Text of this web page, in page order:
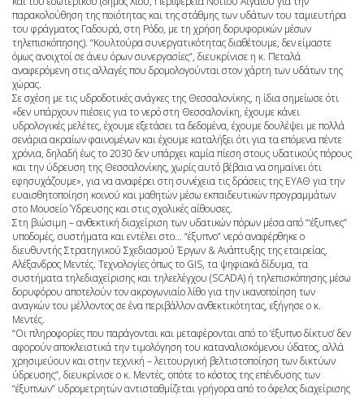
παρακολούθηση της ποιότητας και της στάθμης των υδάτων του ταμιευτήρα
του φράγματος Γαδουρά, στη Ρόδο, με τη χρήση δορυφορικών μέσων
τηλεπισκόπησης). “Κουλτούρα συνεργατικότητας διαθέτουμε, δεν είμαστε
όμως ανοιχτοί σε άνευ όρων συνεργασίες”, διευκρίνισε η κ. Πεταλά
αναφερόμενη στις αλλαγές που δρομολογούνται στον χάρτη των υδάτων της
χώρας.
Σε σχέση με τις υδροδοτικές ανάγκες της Θεσσαλονίκης, η ίδια σημείωσε ότι
«δεν υπάρχουν πιέσεις για το νερό στη Θεσσαλονίκη, έχουμε κάνει
υδρολογικές μελέτες, έχουμε εξετάσει τα δεδομένα, έχουμε δουλέψει με πολλά
σενάρια ακραίων φαινομένων και έχουμε καταλήξει ότι για τα επόμενα πέντε
χρόνια, δηλαδή έως το 2030 δεν υπάρχει καμία πίεση στους υδατικούς πόρους
και την ύδρευση της Θεσσαλονίκης, χωρίς αυτό βέβαια να σημαίνει ότι
εφησυχάζουμε», για να αναφέρει στη συνέχεια τις δράσεις της ΕΥΑΘ για την
ευαισθητοποίηση κοινού και μαθητών μέσω εκπαιδευτικών προγραμμάτων
στο Μουσείο Ύδρευσης και στις σχολικές αίθουσες.
Στη βιώσιμη – ανθεκτική διαχείριση των υδατικών πόρων μέσα από “‘έξυπνες”
υποδομές, συστήματα και εντέλει στο… “έξυπνο” νερό αναφέρθηκε ο
διευθυντής Στρατηγικού Σχεδιασμού Έργων & Ανάπτυξης της εταιρείας,
Αλέξανδρος Μεντές. Τεχνολογίες όπως το GIS, τα ψηφιακά δίδυμα, τα
συστήματα τηλεδιαχείρισης και τηλεελέγχου (SCADA) ή τηλεπισκόπησης μέσω
δορυφόρου αποτελούν τον ακρογωνιαίο λίθο για την ικανοποίηση των
αναγκών του μέλλοντος σε ένα περιβάλλον ανθεκτικότητας, εξήγησε ο κ.
Μεντές.
“Οι πληροφορίες που παράγονται και μεταφέρονται από το ‘έξυπνο δίκτυο’ δεν
αφορούν αποκλειστικά την τιμολόγηση του καταναλισκόμενου ύδατος, αλλά
χρησιμεύουν και στην τεχνική – λειτουργική βελτιστοποίηση των δικτύων
ύδρευσης”, διευκρίνισε ο κ. Μεντές, οπότε το κόστος της επένδυσης των
“έξυπνων” υδρομετρητών αντισταθμίζεται γρήγορα από το όφελος διαχείρισης